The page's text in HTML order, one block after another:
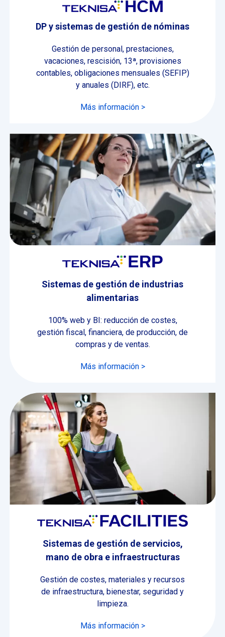
DP y sistemas de gestión de nóminas
Gestión de personal, prestaciones,
vacaciones, rescisión, 13ª, provisiones
contables, obligaciones mensuales (SEFIP)
y anuales (DIRF), etc.
Más información >
Sistemas de gestión de industrias
alimentarias
100% web y BI: reducción de costes,
gestión fiscal, financiera, de producción, de
compras y de ventas.
Más información >
Sistemas de gestión de servicios,
mano de obra e infraestructuras
Gestión de costes, materiales y recursos
de infraestructura, bienestar, seguridad y
limpieza.
Más información >